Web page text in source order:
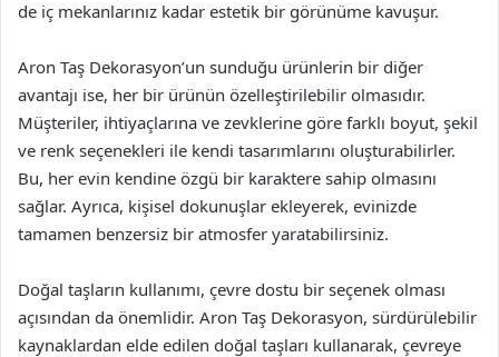
de iç mekanlarınız kadar estetik bir görünüme kavuşur.
Aron Taş Dekorasyon’un sunduğu ürünlerin bir diğer
avantajı ise, her bir ürünün özelleştirilebilir olmasıdır.
Müşteriler, ihtiyaçlarına ve zevklerine göre farklı boyut, şekil
ve renk seçenekleri ile kendi tasarımlarını oluşturabilirler.
Bu, her evin kendine özgü bir karaktere sahip olmasını
sağlar. Ayrıca, kişisel dokunuşlar ekleyerek, evinizde
tamamen benzersiz bir atmosfer yaratabilirsiniz.
Doğal taşların kullanımı, çevre dostu bir seçenek olması
açısından da önemlidir. Aron Taş Dekorasyon, sürdürülebilir
kaynaklardan elde edilen doğal taşları kullanarak, çevreye